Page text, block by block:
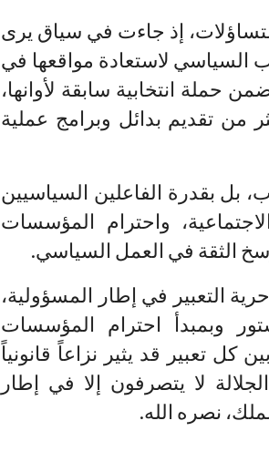
إذ جاءت في سياق يرى
السياسي لاستعادة مواقعها في
حملة انتخابية سابقة لأوانها،
من تقديم بدائل وبرامج عملية
بل بقدرة الفاعلين السياسيين
واحترام المؤسسات
الثقة في العمل السياسي.
التعبير في إطار المسؤولية،
وبمبدأ احترام المؤسسات
كل تعبير قد يثير نزاعاً قانونياً
لا يتصرفون إلا في إطار
نصره الله.